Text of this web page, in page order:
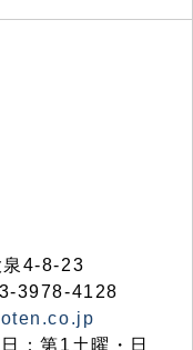
4-8-23
3978-4128
：第1土曜・日